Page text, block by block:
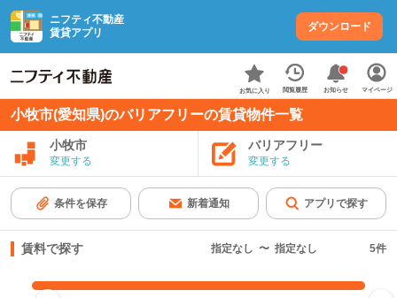
ニフティ不動産
賃貸アプリ
ダウンロード
お気に入り 閲覧履歴 お知らせ マイページ
小牧市(愛知県)のバリアフリーの賃貸物件一覧
小牧市
変更する
バリアフリー
変更する
条件を保存 新着通知 アプリで探す
賃料で探す 指定なし 〜 指定なし 5件